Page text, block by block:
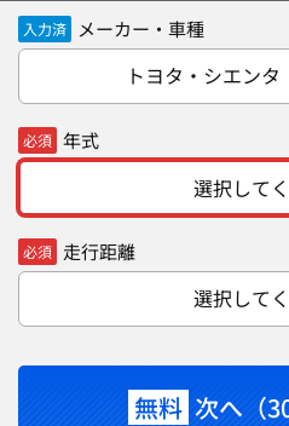
入力済 メーカー・車種
トヨタ・シエン
必須 年式
選択して
必須 走行距離
選択して
無料 次へ（